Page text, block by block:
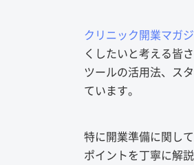
クリニック開業マガ
くしたいと考える皆
ツールの活用法、ス
ています。
特に開業準備に関し
ポイントを丁寧に解